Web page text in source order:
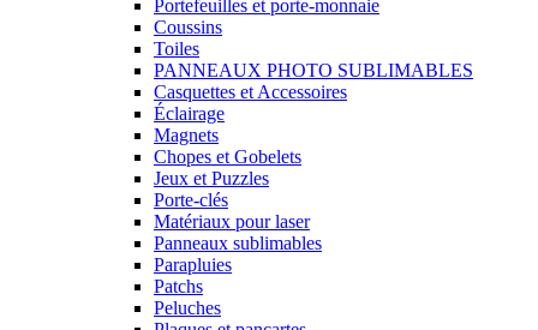
Portefeuilles et porte-monnaie
Coussins
Toiles
PANNEAUX PHOTO SUBLIMABLES
Casquettes et Accessoires
Éclairage
Magnets
Chopes et Gobelets
Jeux et Puzzles
Porte-clés
Matériaux pour laser
Panneaux sublimables
Parapluies
Patchs
Peluches